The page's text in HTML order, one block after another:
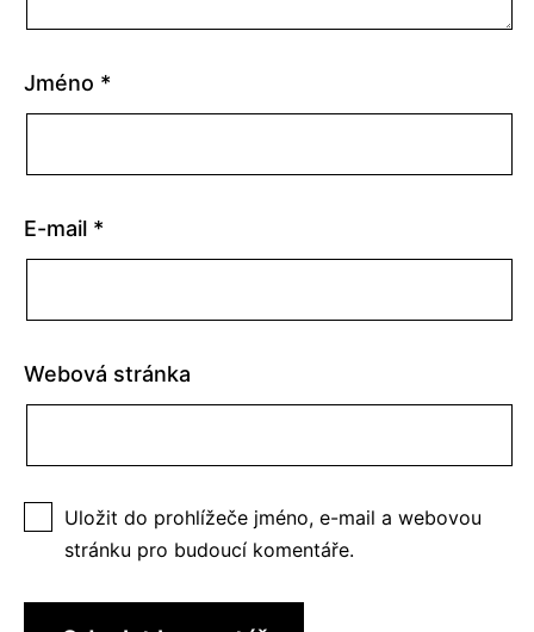
Jméno *
E-mail *
Webová stránka
Uložit do prohlížeče jméno, e-mail a webovou
stránku pro budoucí komentáře.